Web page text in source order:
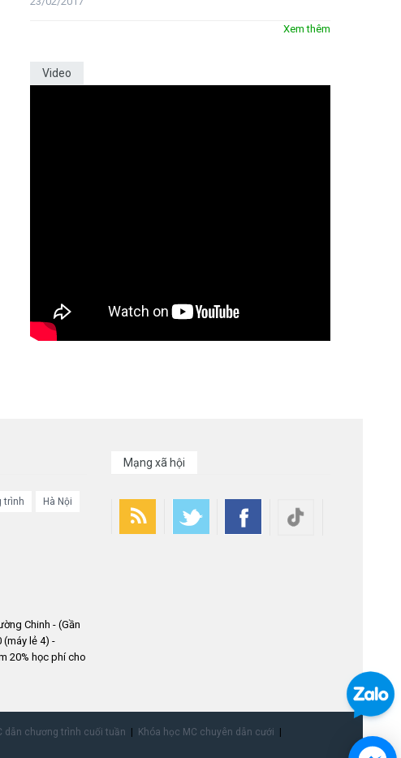
Xem thêm
Video
trình Hà Nội
Mạng xã hội
Chinh - (Gần
(máy lẻ 4) -
20% học phí cho
dẫn chương trình cuối tuần
Khóa học MC chuyên dẫn cưới